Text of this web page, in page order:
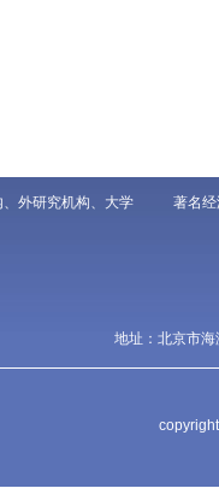
地址：北京市
、外研究机构、大学 著名